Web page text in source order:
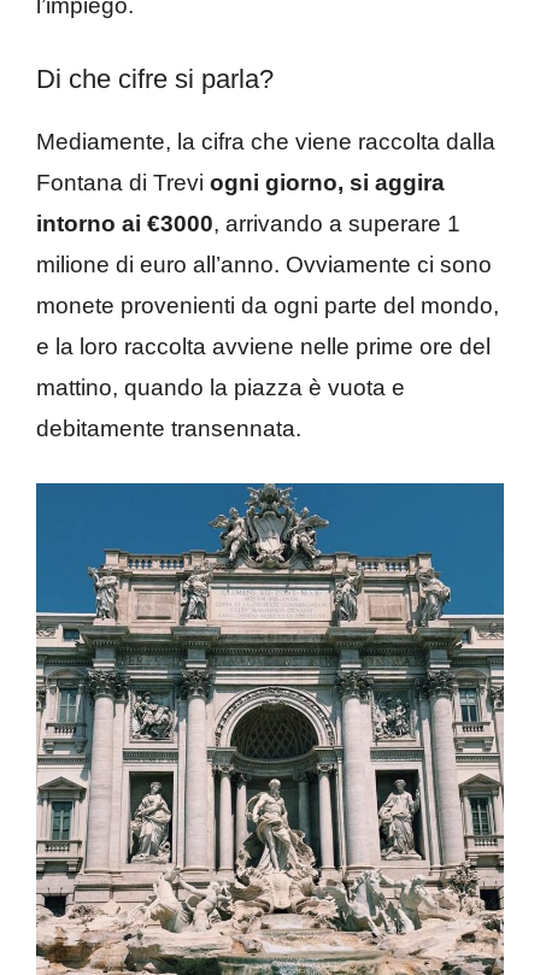
l’impiego.
Di che cifre si parla?
Mediamente, la cifra che viene raccolta dalla
Fontana di Trevi ogni giorno, si aggira
intorno ai €3000, arrivando a superare 1
milione di euro all’anno. Ovviamente ci sono
monete provenienti da ogni parte del mondo,
e la loro raccolta avviene nelle prime ore del
mattino, quando la piazza è vuota e
debitamente transennata.